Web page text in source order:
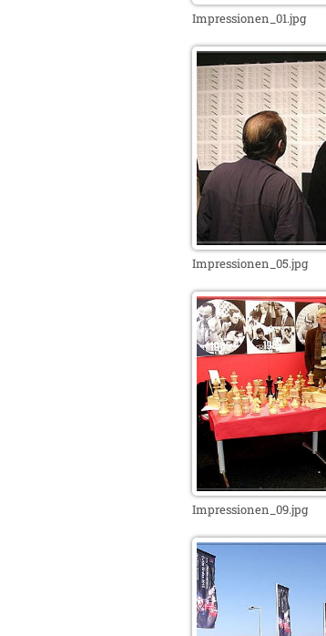
Impressionen_01.jpg
Impressionen_05.jpg
Impressionen_09.jpg